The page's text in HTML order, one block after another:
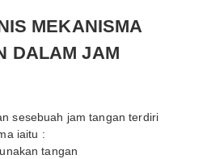
MEKANISMA
DALAM JAM
sesebuah jam tangan terdiri
iaitu :
tangan